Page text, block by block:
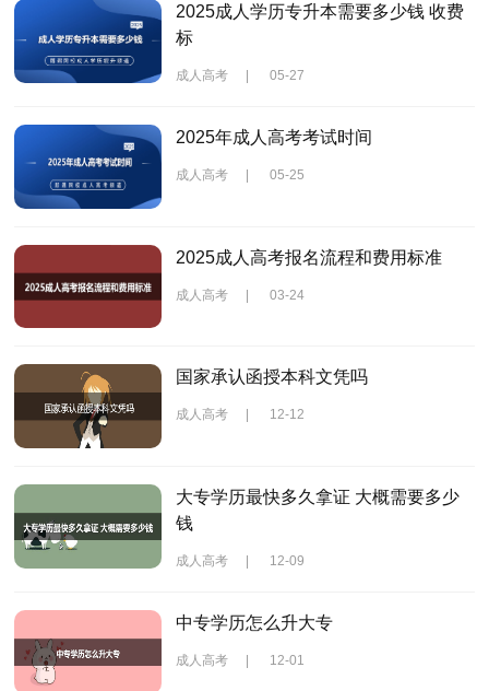
2025成人学历专升本需要多少钱 收费
标
成人高考 | 05-27
2025年成人高考考试时间
成人高考 | 05-25
2025成人高考报名流程和费用标准
成人高考 | 03-24
国家承认函授本科文凭吗
成人高考 12-12
大专学历最快多久拿证 大概需要多少
钱
成人高考 12-09
中专学历怎么升大专
成人高考 12-01